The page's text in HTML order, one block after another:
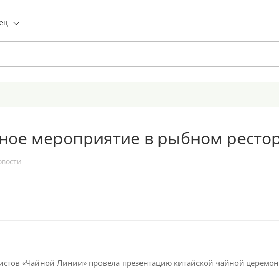
мероприятие в рыбном
«Чайной Линии» провела презентацию китайской чайной